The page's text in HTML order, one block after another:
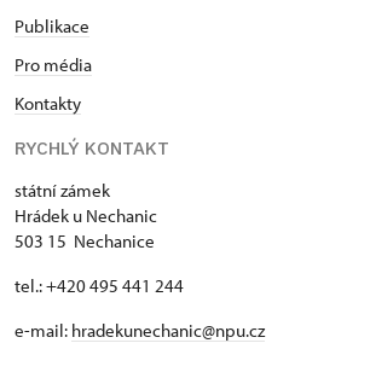
Publikace
Pro média
Kontakty
RYCHLÝ KONTAKT
státní zámek
Hrádek u Nechanic
503 15 Nechanice
tel.: +420 495 441 244
e-mail: hradekunechanic@npu.cz